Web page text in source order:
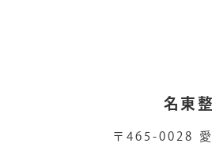
名東
〒465-0028